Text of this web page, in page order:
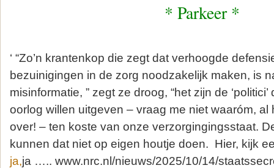
* Parkeer *
‘ “Zo’n krantenkop die zegt dat verhoogde
bezuinigingen in de zorg noodzakelijk maken, is
misinformatie, ” zegt ze droog, “het zijn de
oorlog willen uitgeven – vraag me niet waaróm, al
over! – ten koste van onze verzorgingingsstaat.
kunnen dat niet op eigen houtje doen. Hier, kijk
ja,ja ….. www.nrc.nl/nieuws/2025/10/14/